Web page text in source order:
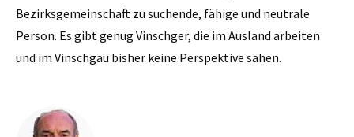
Bezirksgemeinschaft zu suchende, ­fähige und neutrale
Person. Es gibt genug Vinschger, die im Ausland arbeiten
und im Vinschgau bisher keine Perspektive sahen.